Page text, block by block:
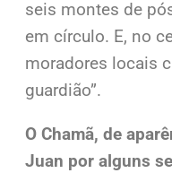
seis montes de
em círculo. E, no
moradores locais
guardião”.
O Chamã, de
Juan por alguns